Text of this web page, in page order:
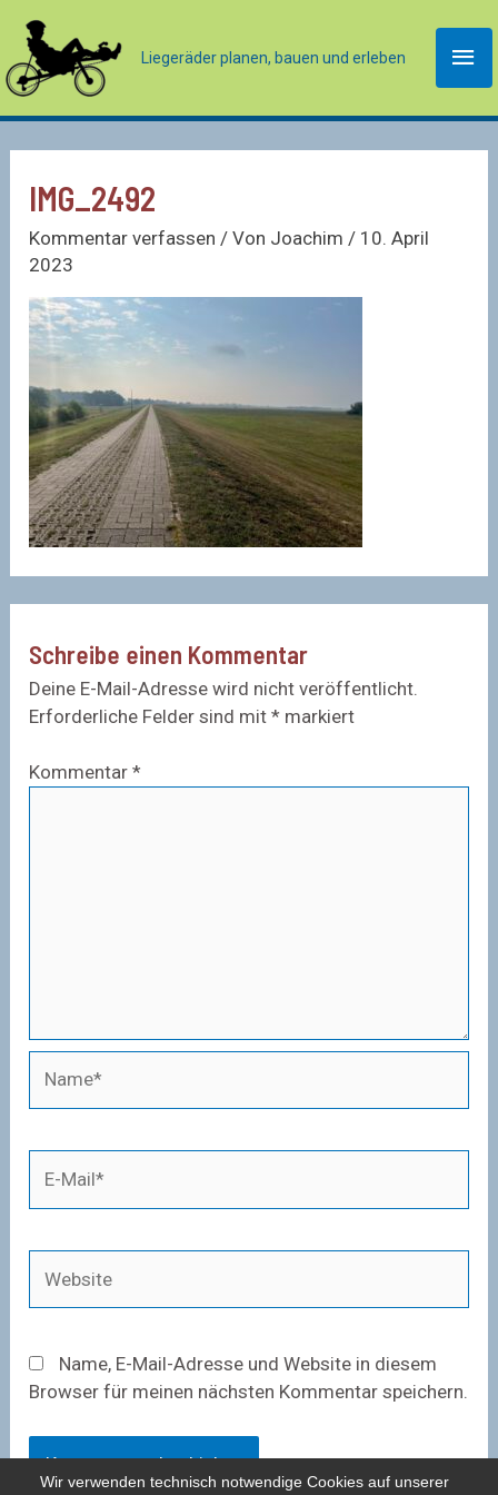
Inhalt
springen
Liegeräder planen, bauen und erleben
IMG_2492
Kommentar verfassen / Von Joachim/ 10. April
2023
Schreibe einen Kommentar
Deine E-Mail-Adresse wird nicht veröffentlicht.
Erforderliche Felder sind mit* markiert
Kommentar*
Mail*
Name, E-Mail-Adresse und Website in diesem
Browser für meinen nächsten Kommentar speichern.
Wir verwenden technisch notwendige Cookies auf unserer